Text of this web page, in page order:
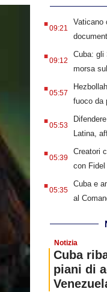
.09:21
Vaticano
.09:12
Cuba: gli
morsa
.05:57
fuoco da
.05:53
Latina,
.05:39
Creatori
con Fidel
.05:35
Cuba e
al
Notizia
Cuba
piani di